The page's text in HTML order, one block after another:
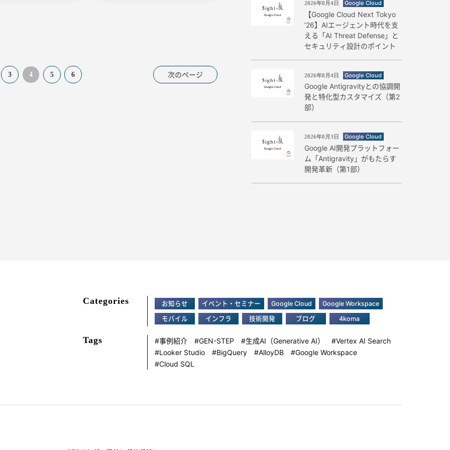
次のページ
3 4 5 6
2026年8月4日 Google Cloud
【Google Cloud Next Tokyo
’26】AIエージェント時代を支
える「AI Threat Defense」と
セキュリティ設計のポイント
2026年8月4日 Google Cloud
Google Antigravityとの協調開
発と特化型カスタマイズ（第2
部）
2026年8月3日 Google Cloud
Google AI開発プラットフォー
ム「Antigravity」がもたらす
開発革新（第1部）
Categories お知らせ イベント・セミナー Google Cloud Google Workspace
モバイル インフラ 技術開発 ブログ 4koma
Tags 事例紹介 GEN-STEP 生成AI（Generative AI）
Vertex AI Search
Looker Studio
BigQuery AlloyDB
Google Workspace
Cloud SQL